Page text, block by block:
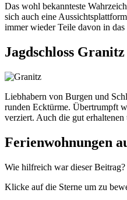
Das wohl bekannteste
sich auch eine
immer wieder Teile davon in
Jagdschloss Granitz
Liebhabern von Burgen und
runden Ecktürme. Übertrumpft
verziert. Auch die gut erhaltenen
Ferienwohnungen
Wie hilfreich war dieser Beitrag?
Klicke auf die Sterne um zu